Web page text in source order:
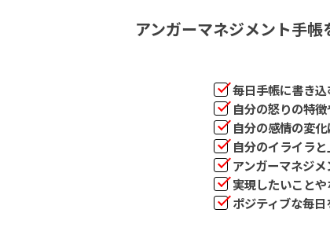
アンガーマネジメント手
毎日手帳に書き
自分の怒りの特
自分の感情の変
自分のイライラ
アンガーマネジ
実現したいこと
ポジティブな毎